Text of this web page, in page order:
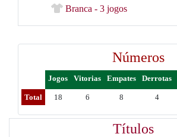
Branca - 3 jogos
Números
Jogos Vitorias Empates Derrotas
Total 18 6 8 4
Títulos